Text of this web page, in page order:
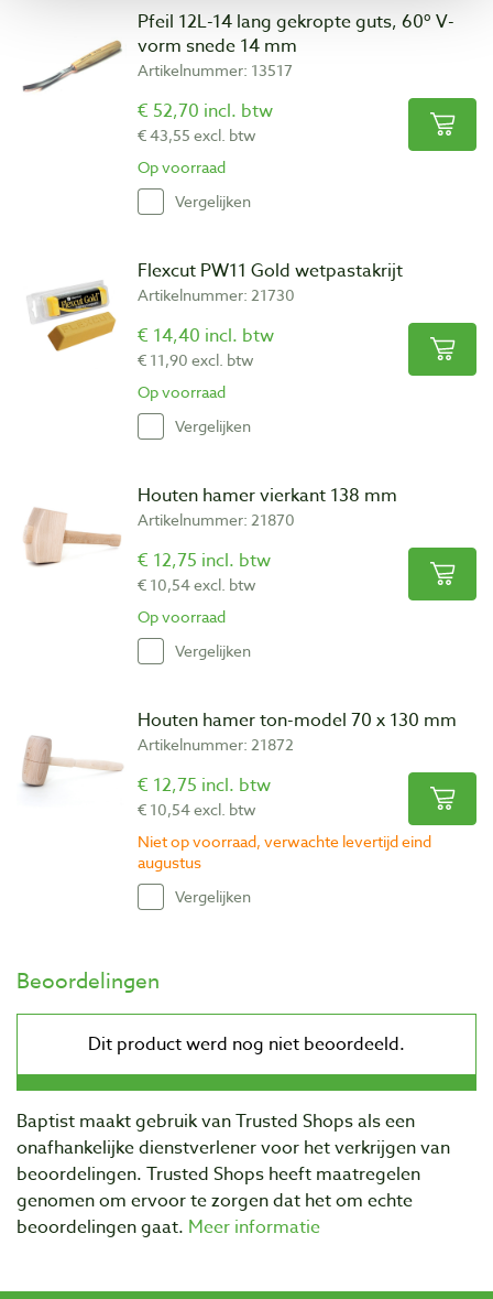
Pfeil 12L-14 lang gekropte guts, 60º V-
vorm snede 14 mm
Artikelnummer: 13517
€ 52,70 incl. btw
€ 43,55 excl. btw
Op voorraad
Vergelijken
Flexcut PW11 Gold wetpastakrijt
Artikelnummer: 21730
€ 14,40 incl. btw
€ 11,90 excl. btw
Op voorraad
Vergelijken
Houten hamer vierkant 138 mm
Artikelnummer: 21870
€ 12,75 incl. btw
€ 10,54 excl. btw
Op voorraad
Vergelijken
Houten hamer ton-model 70 x 130 mm
Artikelnummer: 21872
€ 12,75 incl. btw
€ 10,54 excl. btw
Niet op voorraad, verwachte levertijd eind
augustus
Vergelijken
Beoordelingen
Baptist maakt gebruik van Trusted Shops als een
onafhankelijke dienstverlener voor het verkrijgen van
beoordelingen. Trusted Shops heeft maatregelen
genomen om ervoor te zorgen dat het om echte
beoordelingen gaat. Meer informatie